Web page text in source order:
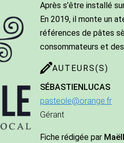
Après s’être installé
En 2019, il monte un
références de pâtes
consommateurs et
AUTEURS(S)
SÉBASTIEN LUCAS
pasteole@orange.fr
Gérant
Fiche rédigée par